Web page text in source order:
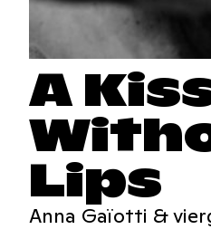
A
Lips
Anna Gaïotti &